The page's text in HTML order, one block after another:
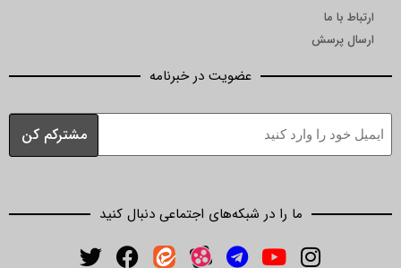
عضویت در خبرنامه
ما را در شبکه‌های اجتماعی دنبال کنید